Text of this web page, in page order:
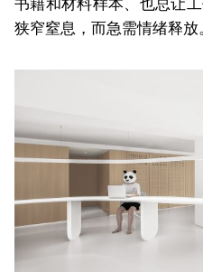
狭窄窒息，而急需情绪释放